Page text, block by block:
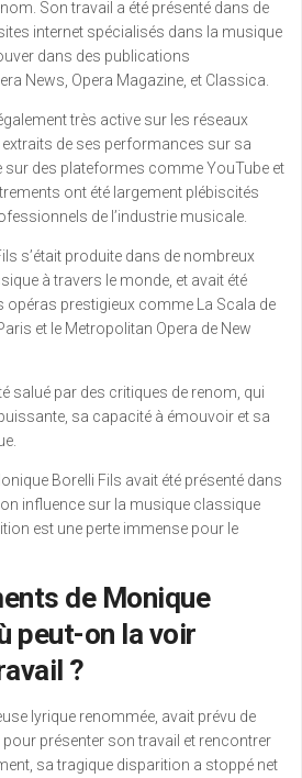
Son travail a été présenté dans de
internet spécialisés dans la musique
dans des publications
News, Opera Magazine, et Classica.
très active sur les réseaux
de ses performances sur sa
sur des plateformes comme YouTube et
ont été largement plébiscités
de l’industrie musicale.
s’était produite dans de nombreux
à travers le monde, et avait été
opéras prestigieux comme La Scala de
et le Metropolitan Opera de New
salué par des critiques de renom, qui
sa capacité à émouvoir et sa
Borelli Fils avait été présenté dans
influence sur la musique classique
est une perte immense pour le
de Monique
peut-on la voir
?
lyrique renommée, avait prévu de
présenter son travail et rencontrer
sa tragique disparition a stoppé net